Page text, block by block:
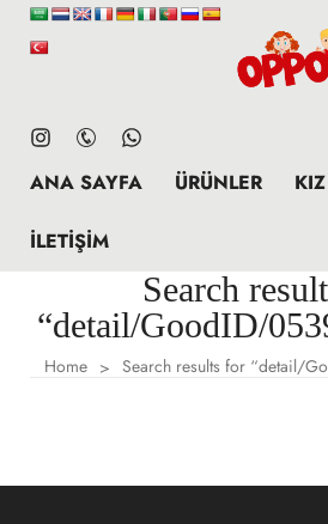
ANA SAYFA ÜRÜNLER KIZ
İLETIŞIM
Search
“detail/GoodID/
Home > Search results for “detail/